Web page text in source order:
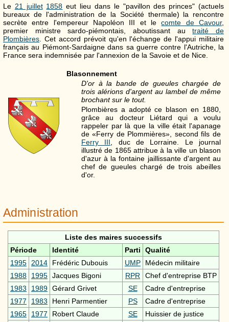
Le 21 juillet 1858 eut lieu dans le "pavillon des princes" (actuels
bureaux de l'administration de la Société thermale) la rencontre
secrète entre l'empereur Napoléon III et lecomte de Cavour,
premier ministre sardo-piémontais, aboutissant autraité de
Plombières . Cet accord prévoit qu'en l'échange de l'appui militaire
français au Piémont-Sardaigne dans sa guerre contre l'Autriche, la
France sera indemnisée par l'annexion de la Savoie et de Nice.
Blasonnement
D'or à la bande de gueules chargée de
trois alérions d'argent au lambel de même
brochant sur le tout.
Plombières a adopté ce blason en 1880,
grâce au docteur Liétard qui a voulu
rappeler par là que la ville était l'apanage
de «Ferry de Plommières», second fils de
Ferry III , duc de Lorraine. Le journal
illustré de 1865 attribue à la ville un blason
d'azur à la fontaine jaillissante d'argent au
chef de gueules chargé de trois abeilles
d'or.
Administration
Liste des maires successifs
Période
Identité Parti
Qualité
1995
2014 Frédéric Dubouis UMP
Médecin militaire
1988
1995 Jacques Bigoni RPR
Chef d'entreprise BTP
1983
1989 Gérard Grivet SE
Cadre d'entreprise
1977
1983 Henri Parmentier PS
Cadre d'entreprise
1965
1977 Robert Claude SE
Huissier de justice